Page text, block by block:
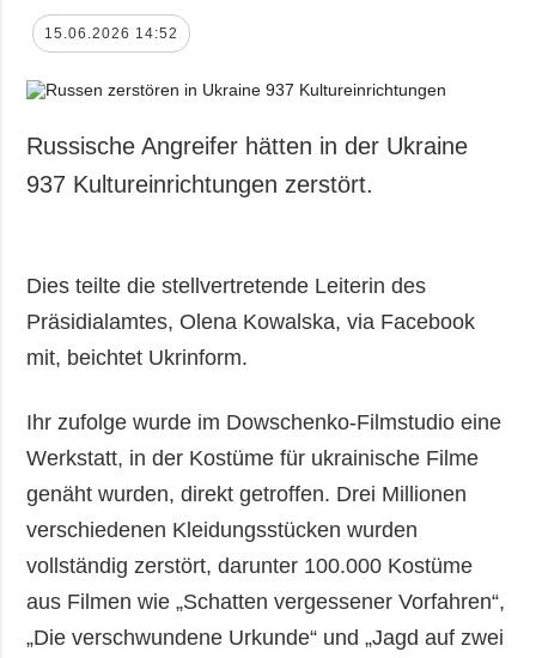
15.06.2026 14:52
Russische Angreifer hätten in der Ukraine
937 Kultureinrichtungen zerstört.
Dies teilte die stellvertretende Leiterin des
Präsidialamtes, Olena Kowalska, via Facebook
mit, beichtet Ukrinform.
Ihr zufolge wurde im Dowschenko-Filmstudio eine
Werkstatt, in der Kostüme für ukrainische Filme
genäht wurden, direkt getroffen. Drei Millionen
verschiedenen Kleidungsstücken wurden
vollständig zerstört, darunter 100.000 Kostüme
aus Filmen wie „Schatten vergessener Vorfahren“,
„Die verschwundene Urkunde“ und „Jagd auf zwei